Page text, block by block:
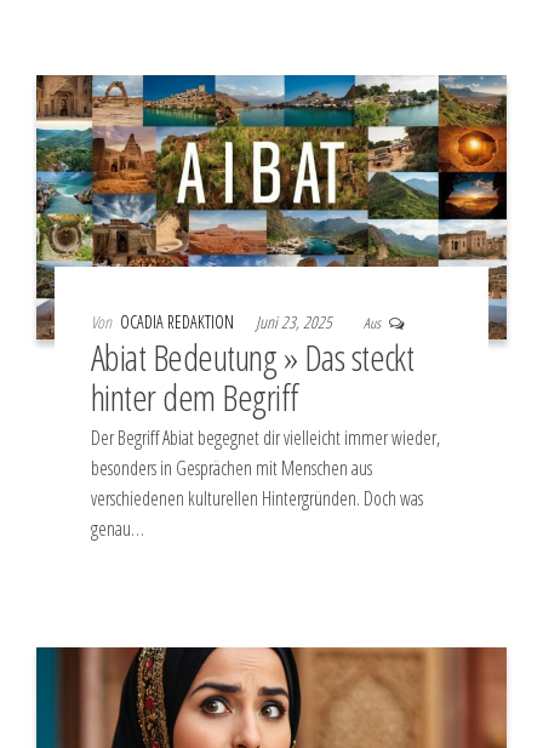
Von OCADIA REDAKTION Juni 23, 2025 Aus
Abiat Bedeutung » Das steckt
hinter dem Begriff
Der Begriff Abiat begegnet dir vielleicht immer wieder,
besonders in Gesprächen mit Menschen aus
verschiedenen kulturellen Hintergründen. Doch was
genau…